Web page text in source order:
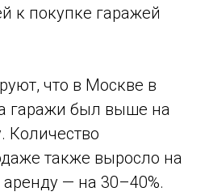
к покупке гаражей
что в Москве в
гаражи был выше на
Количество
также выросло на
аренду — на 30–40%.